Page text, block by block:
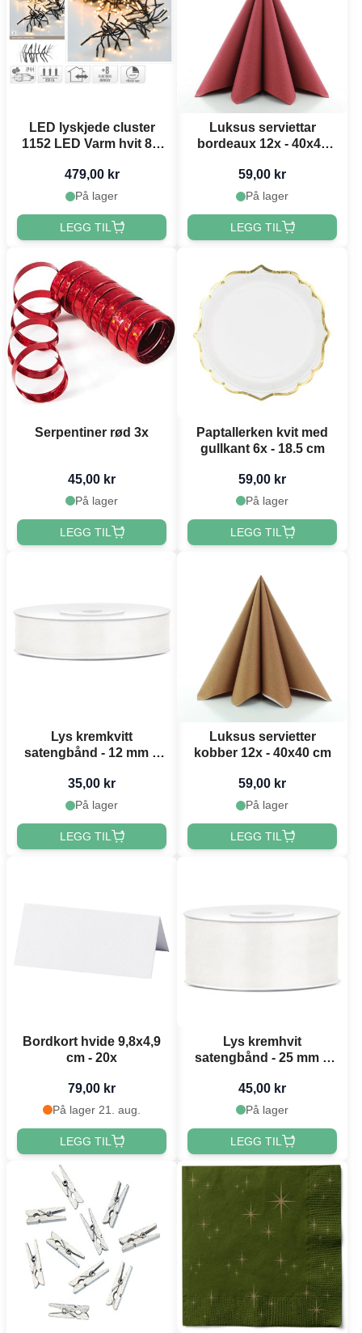
LED lyskjede cluster
1152 LED Varm hvit 8,5
479,00 kr
På lager
LEGG TIL
Luksus serviettar
bordeaux 12x - 40x40
59,00 kr
På lager
LEGG TIL
Serpentiner rød 3x
45,00 kr
På lager
LEGG TIL
Paptallerken kvit med
gullkant 6x - 18.5 cm
59,00 kr
På lager
LEGG TIL
Lys kremkvitt
satengbånd - 12 mm x
35,00 kr
På lager
LEGG TIL
Luksus servietter
kobber 12x - 40x40 cm
59,00 kr
På lager
LEGG TIL
Bordkort hvide 9,8x4,9
cm - 20x
79,00 kr
På lager 21. aug.
LEGG TIL
Lys kremhvit
satengbånd - 25 mm x
45,00 kr
På lager
LEGG TIL